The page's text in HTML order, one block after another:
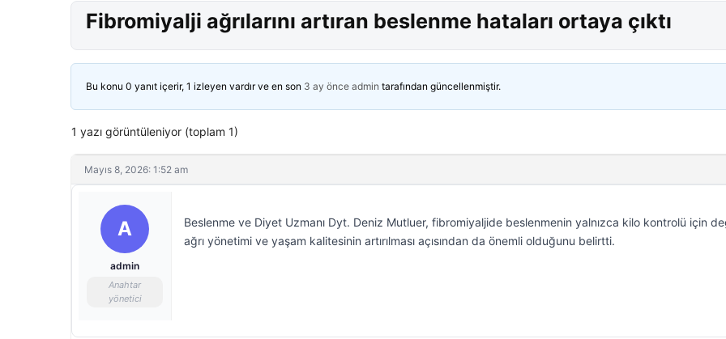
Fibromiyalji ağrılarını artıran beslenme hataları ortaya çıktı
Bu konu 0 yanıt içerir, 1 izleyen vardır ve en son 3 ay önce admin tarafından güncellenmiştir.
1 yazı görüntüleniyor (toplam 1)
Mayıs 8, 2026: 1:52 am
A
admin
Anahtar
yönetici
Beslenme ve Diyet Uzmanı Dyt. Deniz Mutluer, fibromiyaljide beslenmenin yalnızca kilo kontrolü için
ağrı yönetimi ve yaşam kalitesinin artırılması açısından da önemli olduğunu belirtti.